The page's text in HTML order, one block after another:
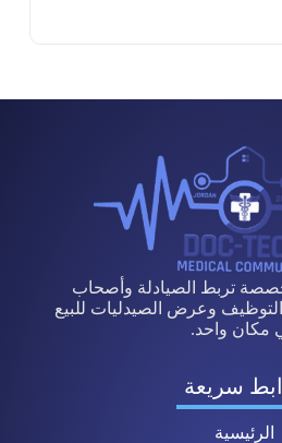
تربط الصيادلة وأصحاب
وعرض الصيدليات للبيع
مكان واحد.
سريعة
الرئيسية